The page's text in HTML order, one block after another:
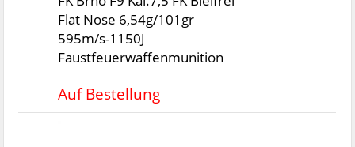
Flat Nose 6,54g/101gr
595m/s-1150J
Faustfeuerwaffenmunition
Auf Bestellung